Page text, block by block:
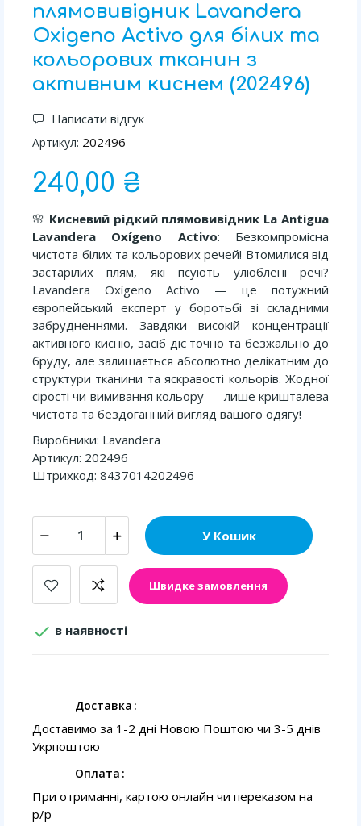
плямовивідник Lavandera
Oxigeno Activo для білих та
кольорових тканин з
активним киснем (202496)
Написати відгук
Артикул: 202496
240,00 ₴
🌸 Кисневий рідкий плямовивідник La Antigua
Lavandera Oxígeno Activo: Безкомпромісна
чистота білих та кольорових речей! Втомилися від
застарілих плям, які псують улюблені речі?
Lavandera Oxígeno Activo — це потужний
європейський експерт у боротьбі зі складними
забрудненнями. Завдяки високій концентрації
активного кисню, засіб діє точно та безжально до
бруду, але залишається абсолютно делікатним до
структури тканини та яскравості кольорів. Жодної
сірості чи вимивання кольору — лише кришталева
чистота та бездоганний вигляд вашого одягу!
Виробники: Lavandera
Артикул: 202496
Штрихкод: 8437014202496
У Кошик
Швидке замовлення
 в наявності
Доставка
Доставимо за 1-2 дні Новою Поштою чи 3-5 днів
Укрпоштою
Оплата
При отриманні, картою онлайн чи переказом на
p/p